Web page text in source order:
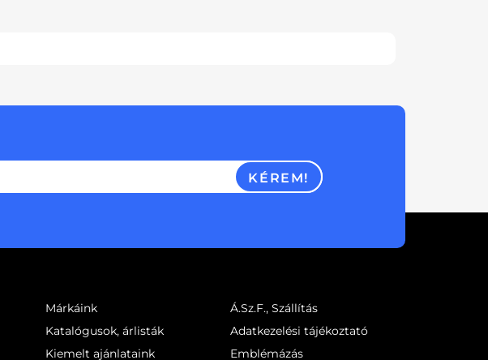
KÉREM!
Márkáink
Katalógusok, árlisták
Kiemelt ajánlataink
Á.Sz.F., Szállítás
Adatkezelési tájékoztató
Emblémázás